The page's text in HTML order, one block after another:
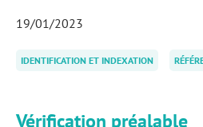
19/01/2023
IDENTIFICATION ET INDEXATION
Vérification préalable